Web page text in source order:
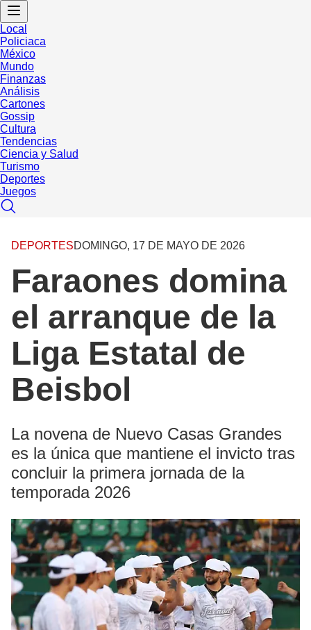
Local
Policiaca
México
Mundo
Finanzas
Análisis
Cartones
Gossip
Cultura
Tendencias
Ciencia y Salud
Turismo
Deportes
Juegos
DEPORTESDOMINGO, 17 DE MAYO DE 2026
Faraones domina
el arranque de la
Liga Estatal de
Beisbol
La novena de Nuevo Casas Grandes
es la única que mantiene el invicto tras
concluir la primera jornada de la
temporada 2026